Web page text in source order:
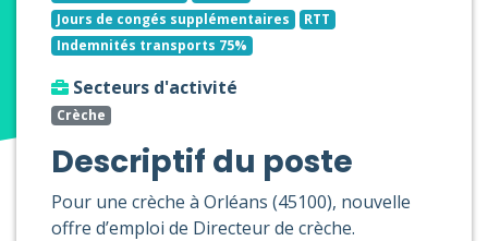
Jours de congés supplémentaires
RTT
Indemnités transports 75%
Secteurs d'activité
Crèche
Descriptif du poste
Pour une crèche à Orléans (45100), nouvelle
offre d’emploi de Directeur de crèche.